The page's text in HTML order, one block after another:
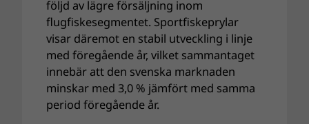
följd av lägre försäljning inom
flugfiskesegmentet. Sportfiskeprylar
visar däremot en stabil utveckling i linje
med föregående år, vilket sammantaget
innebär att den svenska marknaden
minskar med 3,0 % jämfört med samma
period föregående år.